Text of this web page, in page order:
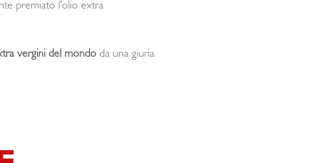
premiato l’olio extra
vergini del mondo da una giuria